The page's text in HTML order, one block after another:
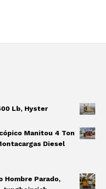
Lb, Hyster
Manitou 4 Ton
Diesel
Hombre Parado,